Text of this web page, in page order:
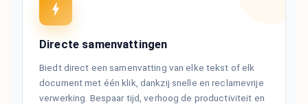
Directe samenvattingen
Biedt direct een samenvatting van elke tekst of elk
document met één klik, dankzij snelle en reclamevrije
verwerking. Bespaar tijd, verhoog de productiviteit en